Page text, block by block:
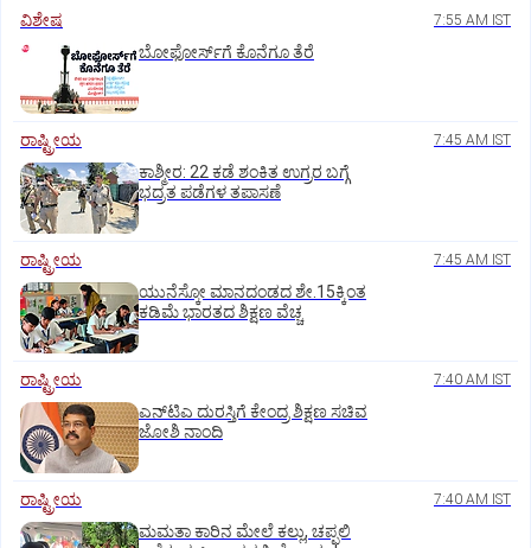
ವಿಶೇಷ 7:55 AM IST
ಬೋಫೋರ್ಸ್‌ಗೆ ಕೊನೆಗೂ ತೆರೆ
ರಾಷ್ಟ್ರೀಯ 7:45 AM IST
ಕಾಶ್ಮೀರ: 22 ಕಡೆ ಶಂಕಿತ ಉಗ್ರರ ಬಗ್ಗೆ
ಭದ್ರತ ಪಡೆಗಳ ತಪಾಸಣೆ
ರಾಷ್ಟ್ರೀಯ 7:45 AM IST
ಯುನೆಸ್ಕೋ ಮಾನದಂಡದ ಶೇ.15ಕ್ಕಿಂತ
ಕಡಿಮೆ ಭಾರತದ ಶಿಕ್ಷಣ ವೆಚ್ಚ
ರಾಷ್ಟ್ರೀಯ 7:40 AM IST
ಎನ್‌ಟಿಎ ದುರಸ್ತಿಗೆ ಕೇಂದ್ರ ಶಿಕ್ಷಣ ಸಚಿವ
ಜೋಶಿ ನಾಂದಿ
ರಾಷ್ಟ್ರೀಯ 7:40 AM IST
ಮಮತಾ ಕಾರಿನ ಮೇಲೆ ಕಲ್ಲು, ಚಪ್ಪಲಿ